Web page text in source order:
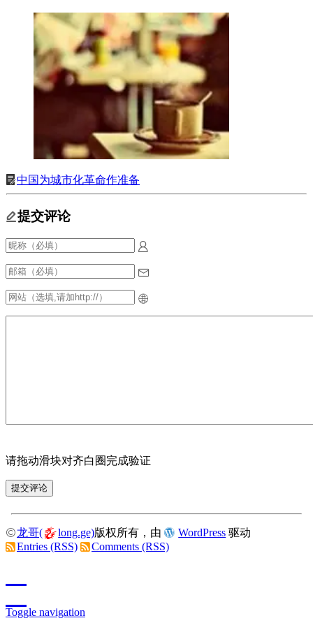
提交评论
请拖动滑块对齐白圈完成验证
中国为城市化革命作准备
龙哥( long.ge)版权所有，由 WordPress 驱动
Entries (RSS)
Comments (RSS)
Toggle navigation